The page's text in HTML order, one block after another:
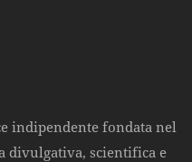
indipendente fondata nel
divulgativa, scientifica e